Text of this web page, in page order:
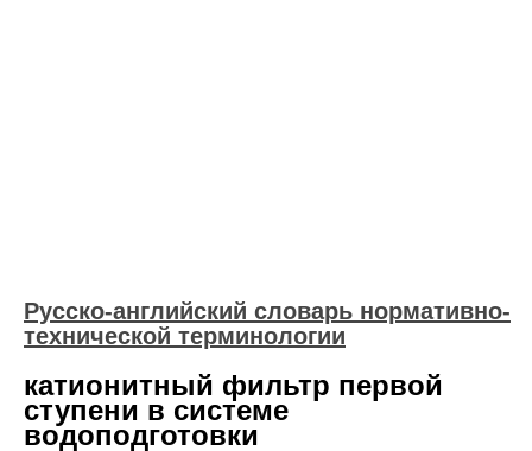
Русско-английский словарь нормативно-
технической терминологии
катионитный фильтр первой
ступени в системе
водоподготовки